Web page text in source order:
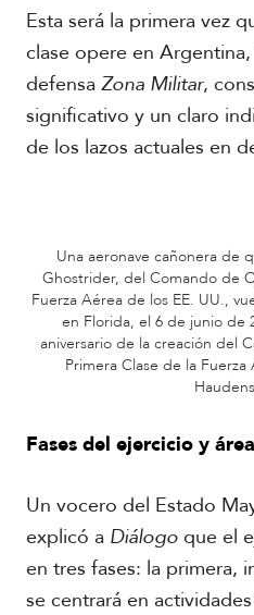
Esta será la primera vez
clase opere en
defensa Zona Militar,
significativo y un claro
de los lazos actuales en
Una aeronave cañonera de
Ghostrider, del Comando de
Fuerza Aérea de los EE. UU.,
en Florida, el 6 de junio de
aniversario de la creación del
Primera Clase de la
Fases del ejercicio y
Un vocero del Estado
explicó a Diálogoque el
en tres fases: la primera,
se centrará en